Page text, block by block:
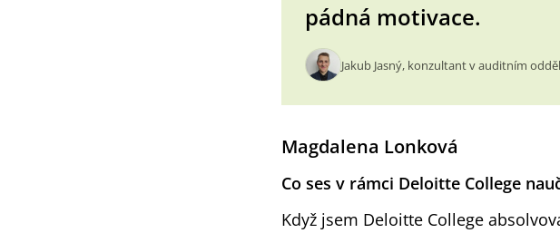
pádná motivace.
Jakub Jasný, konzultant v auditním
Magdalena Lonková
Co ses v rámci Deloitte College
Když jsem Deloitte College